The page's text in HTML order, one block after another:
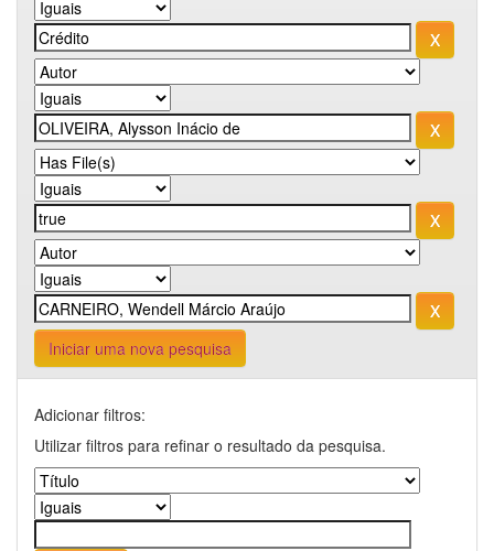
Iniciar uma nova pesquisa
Adicionar filtros:
Utilizar filtros para refinar o resultado da pesquisa.